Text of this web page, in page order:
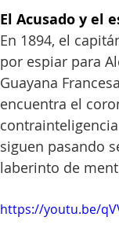
El Acusado y el
En 1894, el
por espiar para
Guayana
encuentra el
siguen pasando
laberinto de
https://youtu.be/